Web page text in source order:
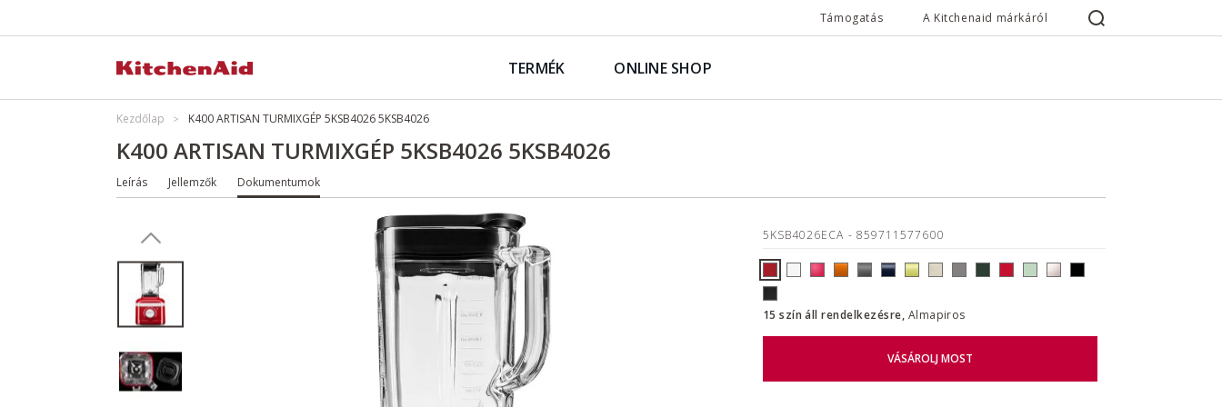
Támogatás A Kitchenaid márkáról
TERMÉK ONLINE SHOP
Kezdőlap K400 ARTISAN TURMIXGÉP 5KSB4026 5KSB4026
K400 ARTISAN TURMIXGÉP 5KSB4026 5KSB4026
Leírás Jellemzők Dokumentumok
5KSB4026ECA - 859711577600
15 szín áll rendelkezésre, Almapiros
VÁSÁROLJ MOST